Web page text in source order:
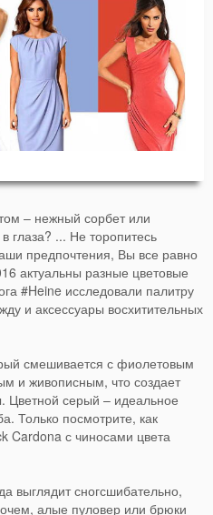
– нежный сорбет или
глаза? ... Не торопитесь
предпочтения, Вы все равно
актуальны разные цветовые
#Heine исследовали палитру
и аксессуары восхитительных
смешивается с фиолетовым
и живописным, что создает
Цветной серый – идеальное
Только посмотрите, как
Cardona с чиносами цвета
выглядит сногсшибательно,
алые пуловер или брюки